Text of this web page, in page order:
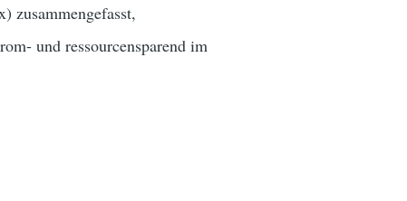
zusammengefasst,
und ressourcensparend im